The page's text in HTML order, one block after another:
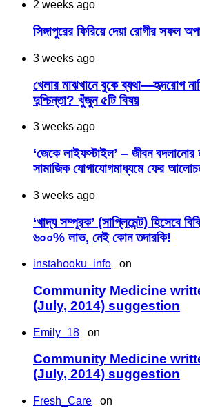
2 weeks ago
সিঙ্গাপুরের ফিরিয়ে দেয়া রোগীর সফল
3 weeks ago
খেলার মাঝখানে বুকে ব্যথা—হৃদরোগ
দুশ্চিন্তা? খুঁজুন ৫টি বিষয়
3 weeks ago
‘জেকে লাইফস্টাইল’ – জীবন বদলানোর
সামাজিক যোগাযোগমাধ্যমে ফের
3 weeks ago
‘খাদ্য সম্পূরক’ (সাপ্লিমেন্ট) হিসেবে
৬০০% লাভ, নেই কোন তদারকি!
instahooku_info on
Community Medicine
(July, 2014) suggestion
Emily_18 on
Community Medicine
(July, 2014) suggestion
Fresh_Care on